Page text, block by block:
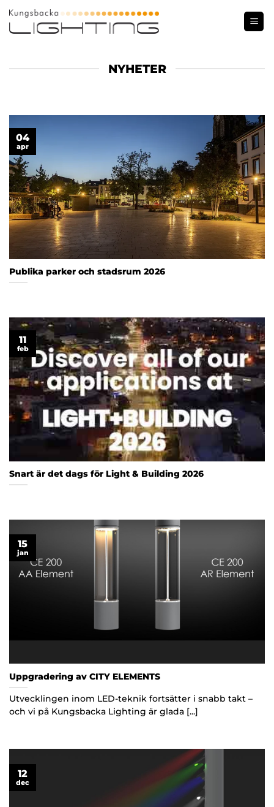
Skip
to
NYHETER
Publika parker och stadsrum 2026
04
apr
Snart är det dags för Light & Building 2026
11
feb
Uppgradering av CITY ELEMENTS
Utvecklingen inom LED-teknik fortsätter i snabb takt –
och vi på Kungsbacka Lighting är glada [...]
15
jan
12
dec